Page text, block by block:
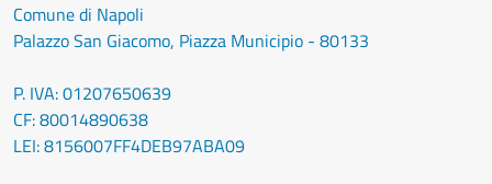
Comune di Napoli
Palazzo San Giacomo, Piazza Municipio - 80133
P. IVA: 01207650639
CF: 80014890638
LEI: 8156007FF4DEB97ABA09